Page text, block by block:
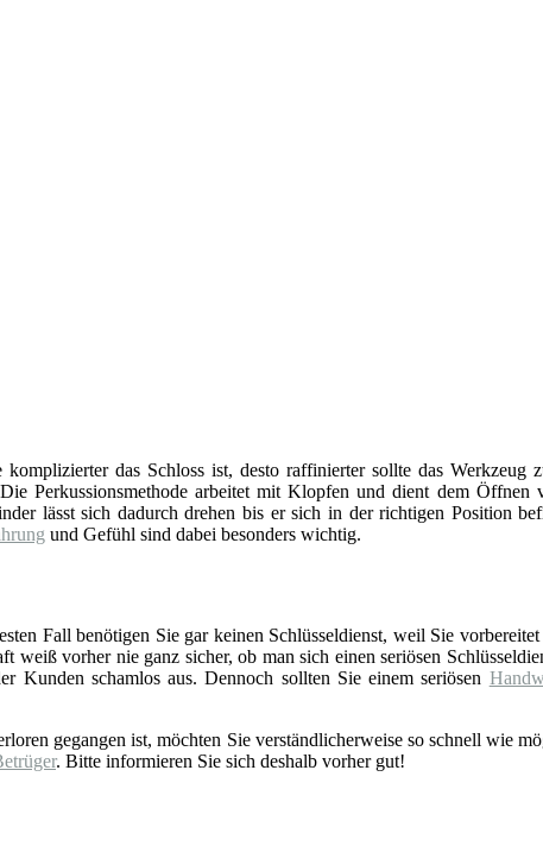
das Schloss ist, desto raffinierter sollte das
Perkussionsmethode arbeitet mit Klopfen und dient dem Öffnen
lässt sich dadurch drehen bis er sich in der richtigen Position
und Gefühl sind dabei besonders wichtig.
Fall benötigen Sie gar keinen Schlüsseldienst, weil Sie
vorher nie ganz sicher, ob man sich einen seriösen
schamlos aus. Dennoch sollten Sie einem seriösen
gegangen ist, möchten Sie verständlicherweise so schnell wie
. Bitte informieren Sie sich deshalb vorher gut!